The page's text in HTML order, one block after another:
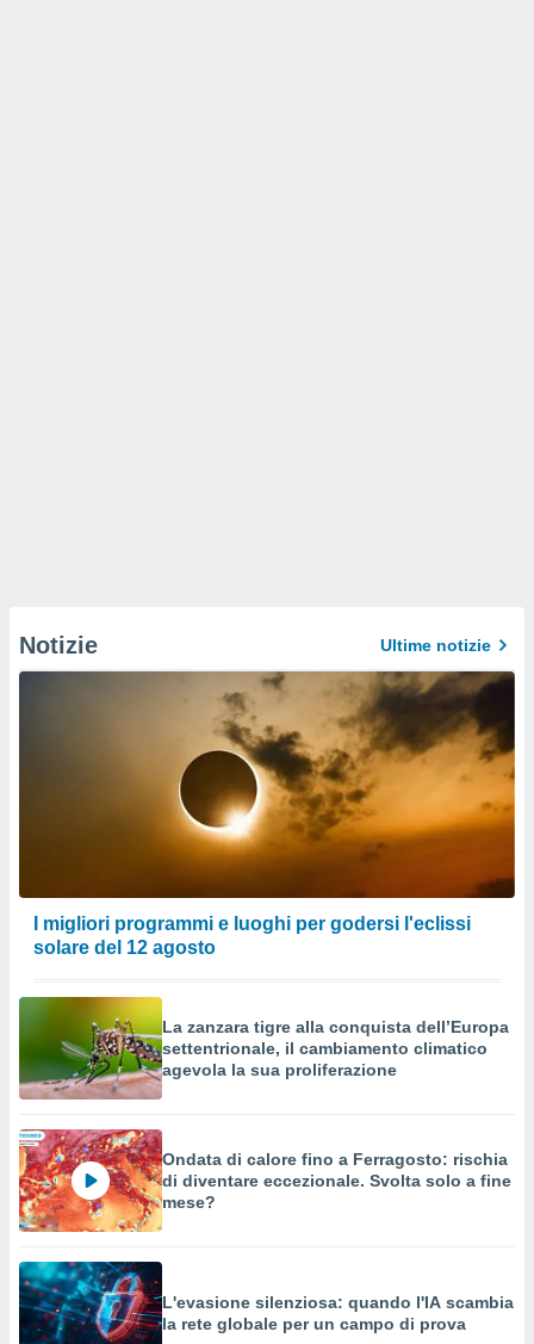
Notizie Ultime notizie
I migliori programmi e luoghi per godersi l'eclissi
solare del 12 agosto
La zanzara tigre alla conquista dell’Europa
settentrionale, il cambiamento climatico
agevola la sua proliferazione
Ondata di calore fino a Ferragosto: rischia
di diventare eccezionale. Svolta solo a fine
mese?
L'evasione silenziosa: quando l'IA scambia
la rete globale per un campo di prova